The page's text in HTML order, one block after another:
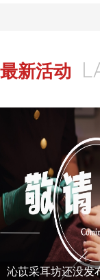
最新活动
沁苡采耳坊还没发